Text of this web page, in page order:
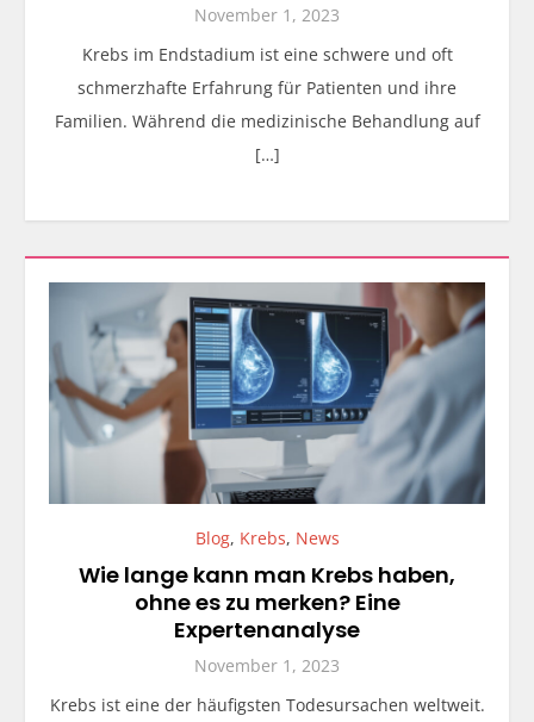
November 1, 2023
Krebs im Endstadium ist eine schwere und oft
schmerzhafte Erfahrung für Patienten und ihre
Familien. Während die medizinische Behandlung auf
[…]
Blog, Krebs, News
Wie lange kann man Krebs haben,
ohne es zu merken? Eine
Expertenanalyse
November 1, 2023
Krebs ist eine der häufigsten Todesursachen weltweit.